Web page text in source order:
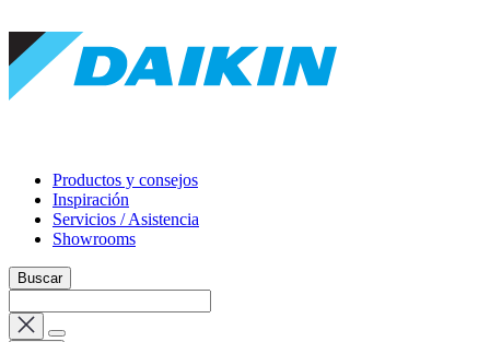
Productos y consejos
Inspiración
Servicios / Asistencia
Showrooms
Buscar